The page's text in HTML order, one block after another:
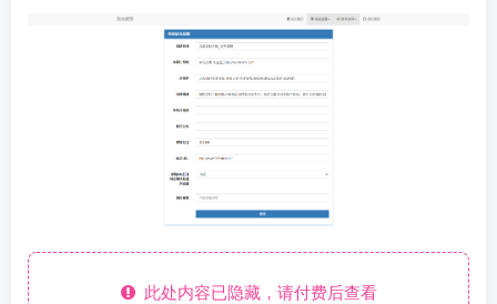
此处内容已隐藏，请付费后查看